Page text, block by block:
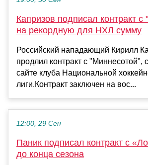
Капризов подписал контракт
на рекордную для НХЛ cумму
Российский нападающий Кирилл
продлил контракт с "Миннесотой",
сайте клуба Национальной
лиги.Контракт заключен на вос...
12:00, 29 Сен
Паник подписал контракт с
до конца сезона